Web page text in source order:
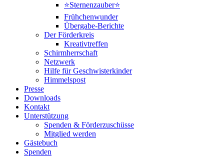
⭐Sternenzauber⭐
Frühchenwunder
Übergabe-Berichte
Der Förderkreis
Kreativtreffen
Schirmherrschaft
Netzwerk
Hilfe für Geschwisterkinder
Himmelspost
Presse
Downloads
Kontakt
Unterstützung
Spenden & Förderzuschüsse
Mitglied werden
Gästebuch
Spenden